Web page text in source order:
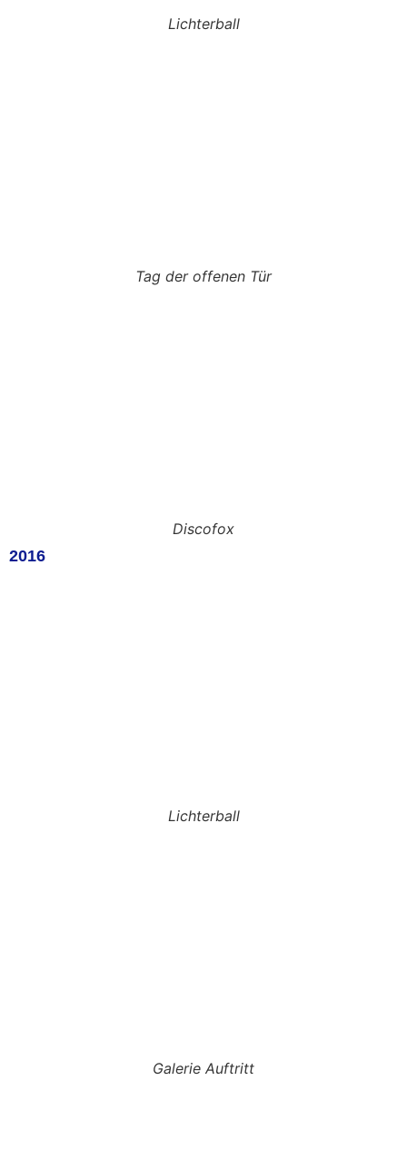
Lichterball
Tag der offenen Tür
Discofox
2016
Lichterball
Galerie Auftritt